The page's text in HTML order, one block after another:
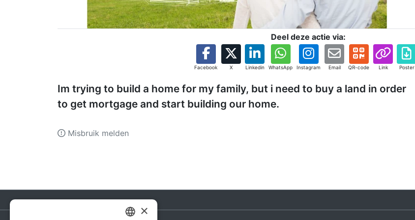
Deel deze actie via:
Facebook X Linkedin WhatsApp Instagram Email QR-code Link Poster
Im trying to build a home for my family, but i need to buy a land in order
to get mortgage and start building our home.
Misbruik melden
×